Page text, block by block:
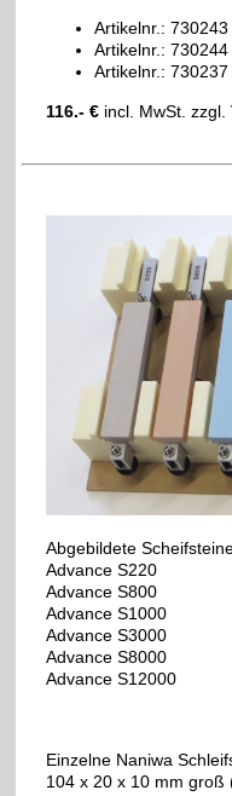
Artikelnr.:
Artikelnr.:
Artikelnr.:
116.- € incl. MwSt. zzgl.
Abgebildete
Advance S220
Advance S800
Advance S1000
Advance S3000
Advance S8000
Advance S12000
Einzelne Naniwa
104 x 20 x 10 mm groß